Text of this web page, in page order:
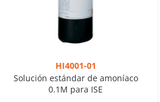
HI4001-01
Solución estándar de amoníaco
0.1M para ISE